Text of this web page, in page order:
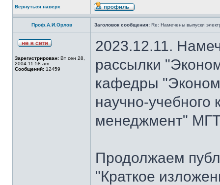
Вернуться наверх
Проф.А.И.Орлов Заголовок сообщения: Re: Намечены выпуски
Зарегистрирован: Вт сен 28,
2004 11:58 am
Сообщений: 12459
2023.12.11.
рассылки
кафедры
научно-
менеджмент"
Продолжаем
"Краткое